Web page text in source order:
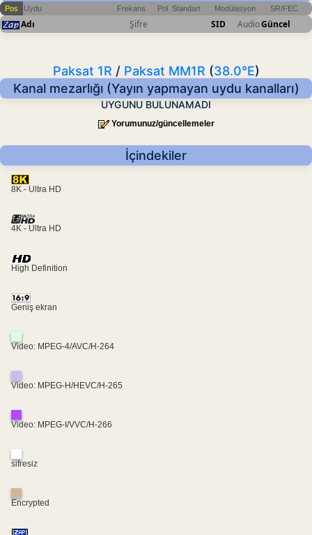
Pos Uydu Frekans Pol Standart Modülasyon SR/FEC
Adı Şifre SID AudioGüncel
Paksat 1R / Paksat MM1R (38.0°E)
Kanal mezarlığı (Yayın yapmayan uydu kanalları)
UYGUNU BULUNAMADI
Yorumunuz/güncellemeler
İçindekiler
8K - Ultra HD
4K - Ultra HD
High Definition
Geniş ekran
Video: MPEG-4/AVC/H-264
Video: MPEG-H/HEVC/H-265
Video: MPEG-I/VVC/H-266
sifresiz
Encrypted